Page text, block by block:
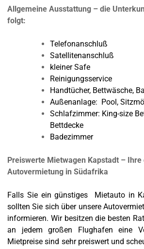
Allgemeine Ausstattung – die
folgt:
Telefonanschluß
Satellitenanschluß
kleiner Safe
Reinigungsservice
Handtücher, Bettwäsche,
Außenanlage: Pool,
Schlafzimmer: King-size
Bettdecke
Badezimmer
Preiswerte Mietwagen Kapstadt – Ihre
Autovermietung in Südafrika
Falls Sie ein günstiges Mietauto in
sollten Sie sich über unsere
informieren. Wir besitzen die besten
an jedem großen Flughafen eine
Mietpreise sind sehr preiswert und